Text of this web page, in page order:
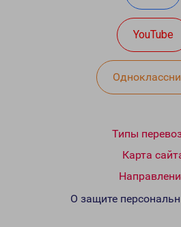
YouTube
Типы
Карта
О защите